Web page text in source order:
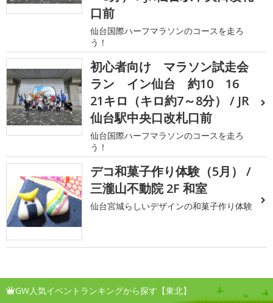
口前
仙台国際ハーフマラソンのコースを走ろ
う！
初心者向け マラソン試走会
ラン イン仙台 約10 16
21キロ（キロ約7～8分） / JR
仙台駅中央口改札口前
仙台国際ハーフマラソンのコースを走ろ
う！
デコ和菓子作り体験（5月） /
三瀧山不動院 2F 和室
仙台宮城らしいデザインの和菓子作り体験
GW人気イベントランキングから探す【東北】